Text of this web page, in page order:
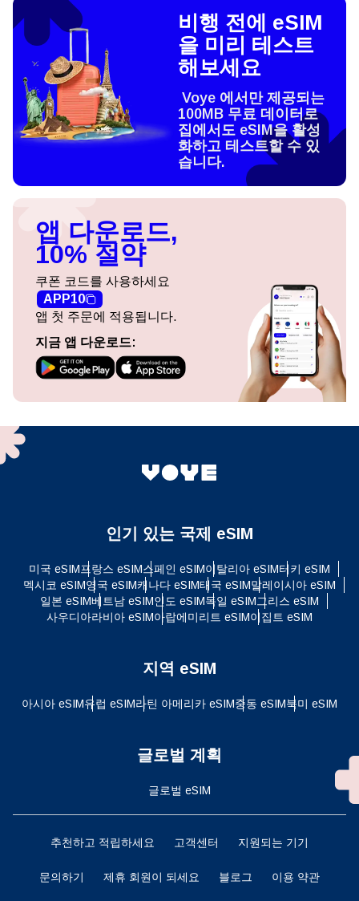
비행 전에 eSIM
을 미리 테스트
해보세요
Voye 에서만 제공되는
100MB 무료 데이터로
집에서도 eSIM을 활성
화하고 테스트할 수 있
습니다.
앱 다운로드,
10% 절약
쿠폰 코드를 사용하세요
APP10
앱 첫 주문에 적용됩니다.
지금 앱 다운로드:
인기 있는 국제 eSIM
미국 eSIM프랑스 eSIM스페인 eSIM이탈리아 eSIM터키 eSIM
멕시코 eSIM영국 eSIM캐나다 eSIM태국 eSIM말레이시아 eSIM
일본 eSIM베트남 eSIM인도 eSIM독일 eSIM그리스 eSIM
사우디아라비아 eSIM아랍에미리트 eSIM이집트 eSIM
지역 eSIM
아시아 eSIM유럽 ​​eSIM라틴 아메리카 eSIM중동 eSIM북미 eSIM
글로벌 계획
글로벌 eSIM
추천하고 적립하세요 고객센터 지원되는 기기
문의하기 제휴 회원이 되세요 블로그 이용 약관